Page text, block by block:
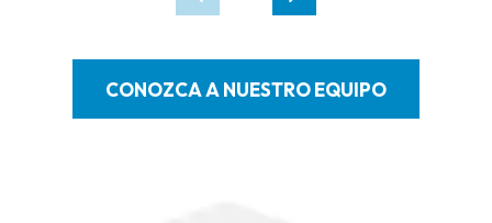
CONOZCA A NUESTRO EQUIPO